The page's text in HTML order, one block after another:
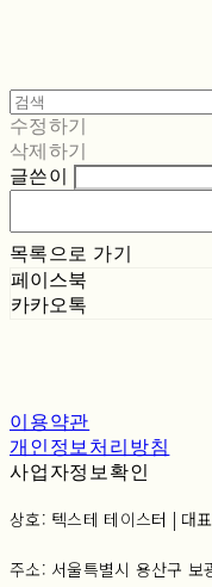
수정하기
삭제하기
글쓴이
목록으로 가기
페이스북
카카오톡
이용약관
개인정보처리방침
사업자정보확인
상호: 텍스테 테이스터 | 대
주소: 서울특별시 용산구 보